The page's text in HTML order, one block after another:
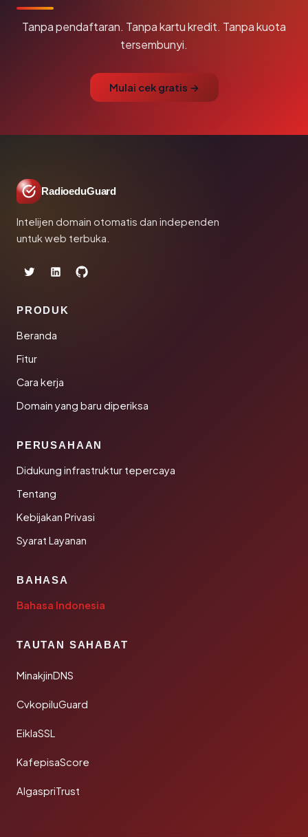
Tanpa pendaftaran. Tanpa kartu kredit. Tanpa kuota
tersembunyi.
Mulai cek gratis →
RadioeduGuard
Intelijen domain otomatis dan independen
untuk web terbuka.
PRODUK
Beranda
Fitur
Cara kerja
Domain yang baru diperiksa
PERUSAHAAN
Didukung infrastruktur tepercaya
Tentang
Kebijakan Privasi
Syarat Layanan
BAHASA
Bahasa Indonesia
TAUTAN SAHABAT
MinakjinDNS
CvkopiluGuard
EiklaSSL
KafepisaScore
AlgaspriTrust